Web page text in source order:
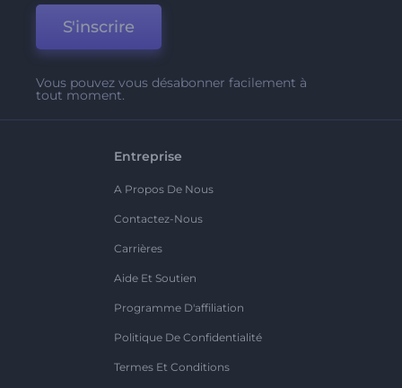
S'inscrire
Vous pouvez vous désabonner facilement à
tout moment.
Entreprise
A Propos De Nous
Contactez-Nous
Carrières
Aide Et Soutien
Programme D'affiliation
Politique De Confidentialité
Termes Et Conditions